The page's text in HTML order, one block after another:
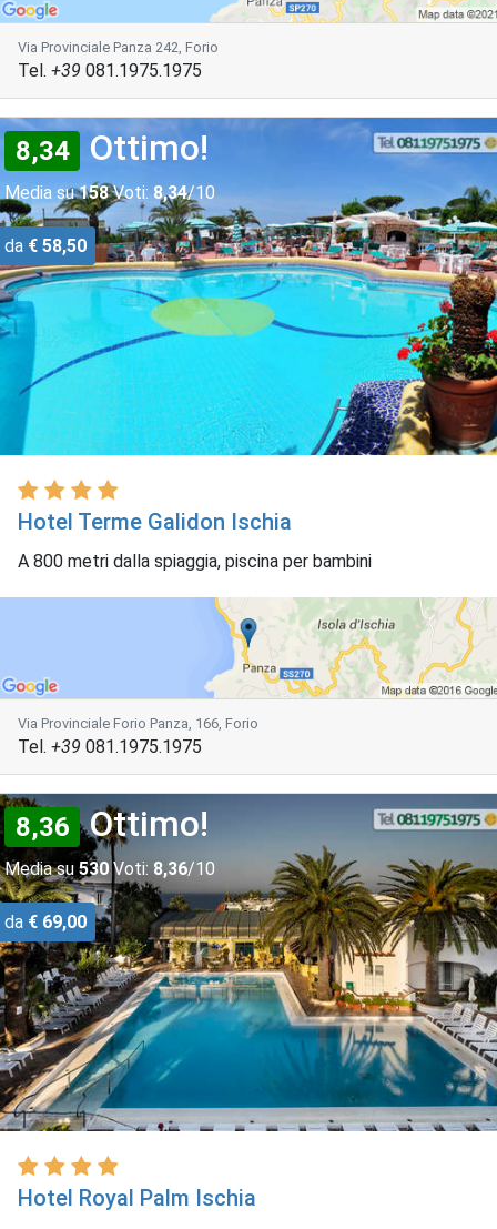
Via Provinciale Panza 242, Forio
Tel. +39 081.1975.1975
8,34 Ottimo!
Media su158Voti: 8,34/10
da € 58,50
Hotel Terme Galidon Ischia
A 800 metri dalla spiaggia, piscina per bambini
Via Provinciale Forio Panza, 166, Forio
Tel. +39 081.1975.1975
8,36 Ottimo!
Media su 530 Voti: 8,36/10
da € 69,00
Hotel Royal Palm Ischia